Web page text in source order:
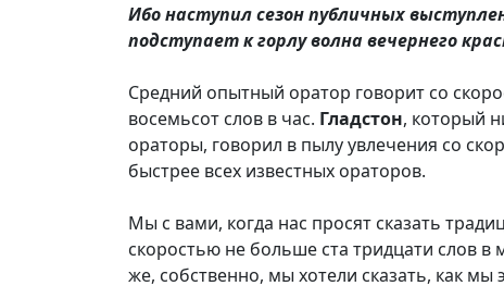
Ибо наступил сезон публичных
подступает к горлу волна вечернего
Средний опытный оратор говорит со
восемьсот слов в час. Гладстон, который
ораторы, говорил в пылу увлечения со
быстрее всех известных ораторов.
Мы с вами, когда нас просят сказать
скоростью не больше ста тридцати слов
же, собственно, мы хотели сказать, как мы